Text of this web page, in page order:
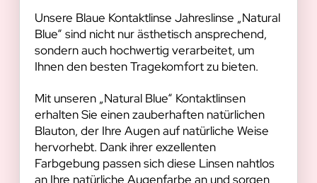
Unsere Blaue Kontaktlinse Jahreslinse „Natural
Blue“ sind nicht nur ästhetisch ansprechend,
sondern auch hochwertig verarbeitet, um
Ihnen den besten Tragekomfort zu bieten.
Mit unseren „Natural Blue“ Kontaktlinsen
erhalten Sie einen zauberhaften natürlichen
Blauton, der Ihre Augen auf natürliche Weise
hervorhebt. Dank ihrer exzellenten
Farbgebung passen sich diese Linsen nahtlos
an Ihre natürliche Augenfarbe an und sorgen